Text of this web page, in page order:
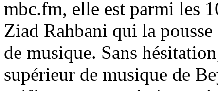
mbc.fm, elle est parmi les
Ziad Rahbani qui la
de musique. Sans
supérieur de musique de